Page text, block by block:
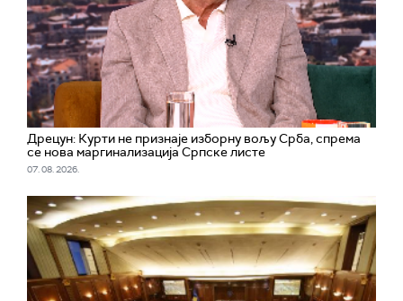
Дрецун: Курти не признаје изборну вољу Срба, спрема
се нова маргинализација Српске листе
07. 08. 2026.